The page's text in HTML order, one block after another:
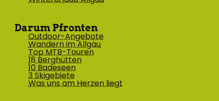
Darum Pfronten
Outdoor-Angebote
Wandern im Allgäu
Top MTB-Touren
18 Berghütten
10 Badeseen
3 Skigebiete
Was uns am Herzen liegt